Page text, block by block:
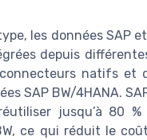
les données SAP
depuis
natifs et
SAP BW/4HANA.
jusqu’à 80
ce qui réduit le